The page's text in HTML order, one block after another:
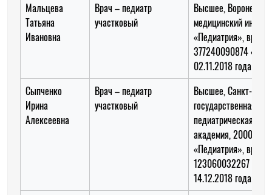
Мальцева
Татьяна
Ивановна
Врач – педиатр
участковый
Высшее,
медицинский
«Педиатрия», врач
377240090874
02.11.2018 года
Сыпченко
Ирина
Алексеевна
Врач – педиатр
участковый
Высшее, Санкт-
государственная
педиатрическая
академия, 2000 год,
«Педиатрия», врач
123060032267
14.12.2018 года